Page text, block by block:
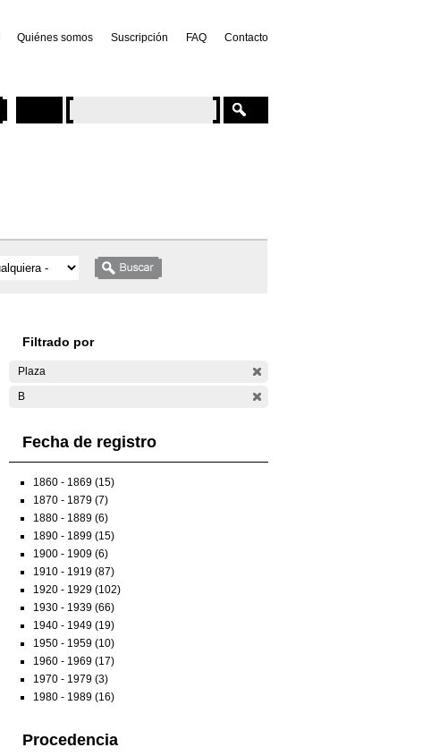
Quiénes somos Suscripción FAQ Contacto
Filtrado por
Plaza
B
Fecha de registro
1860 - 1869 (15)
1870 - 1879 (7)
1880 - 1889 (6)
1890 - 1899 (15)
1900 - 1909 (6)
1910 - 1919 (87)
1920 - 1929 (102)
1930 - 1939 (66)
1940 - 1949 (19)
1950 - 1959 (10)
1960 - 1969 (17)
1970 - 1979 (3)
1980 - 1989 (16)
Procedencia